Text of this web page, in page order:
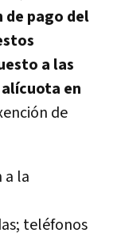
de pago del
a las
en
de
a la
teléfonos